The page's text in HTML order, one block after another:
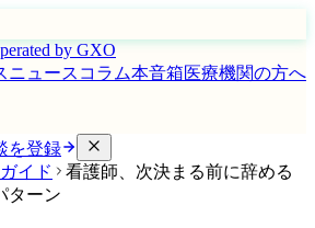
by GXO
ニュース コラム本音箱医療機関の方へ
を登録
イド
看護師、次決まる前に辞める
ターン